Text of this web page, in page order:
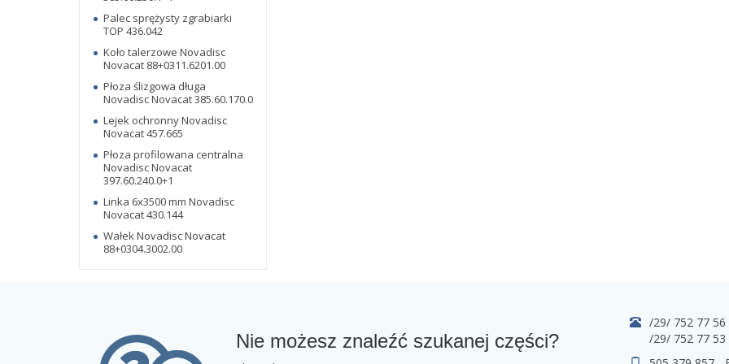
Palec sprężysty zgrabiarki
TOP 436.042
Koło talerzowe Novadisc
Novacat 88+0311.6201.00
Płoza ślizgowa długa
Novadisc Novacat 385.60.170.0
Lejek ochronny Novadisc
Novacat 457.665
Płoza profilowana centralna
Novadisc Novacat
397.60.240.0+1
Linka 6x3500 mm Novadisc
Novacat 430.144
Wałek Novadisc Novacat
88+0304.3002.00
Nie możesz znaleźć szukanej części?
/29/ 752 77 56
/29/ 752 77 53